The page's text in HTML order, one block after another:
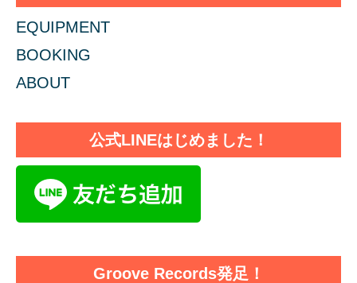
EQUIPMENT
BOOKING
ABOUT
公式LINEはじめました！
Groove Records発足！